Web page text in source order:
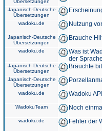
Übersetzungen
Japanisch-Deutsche
Übersetzungen
wadoku.de Nutzung
Japanisch-Deutsche
Übersetzungen
Brauche
wadoku.de
Was ist
der Sprache
Japanisch-Deutsche
Übersetzungen
Bräuchte
Japanisch-Deutsche
Übersetzungen
wadoku.de Wadoku API
WadokuTeam Noch
wadoku.de Fehler der